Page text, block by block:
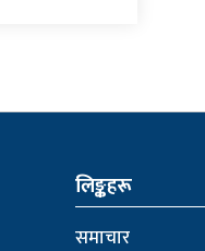
लिङ्कहरू
समाचार